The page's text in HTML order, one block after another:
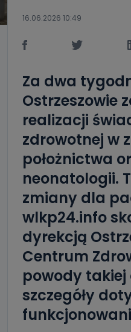
16.06.2026 10:49
Za dwa
Ostrzeszowie
realizacji
zdrowotnej w
położnictwa
neonatologii.
zmiany dla
wlkp24.info
dyrekcją
Centrum
powody takiej
szczegóły